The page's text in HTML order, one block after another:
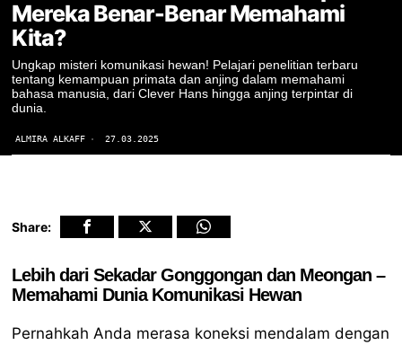
Mereka Benar-Benar Memahami
Kita?
Ungkap misteri komunikasi hewan! Pelajari penelitian terbaru
tentang kemampuan primata dan anjing dalam memahami
bahasa manusia, dari Clever Hans hingga anjing terpintar di
dunia.
ALMIRA ALKAFF 27.03.2025
Share:
Lebih dari Sekadar Gonggongan dan Meongan –
Memahami Dunia Komunikasi Hewan
Pernahkah Anda merasa koneksi mendalam dengan